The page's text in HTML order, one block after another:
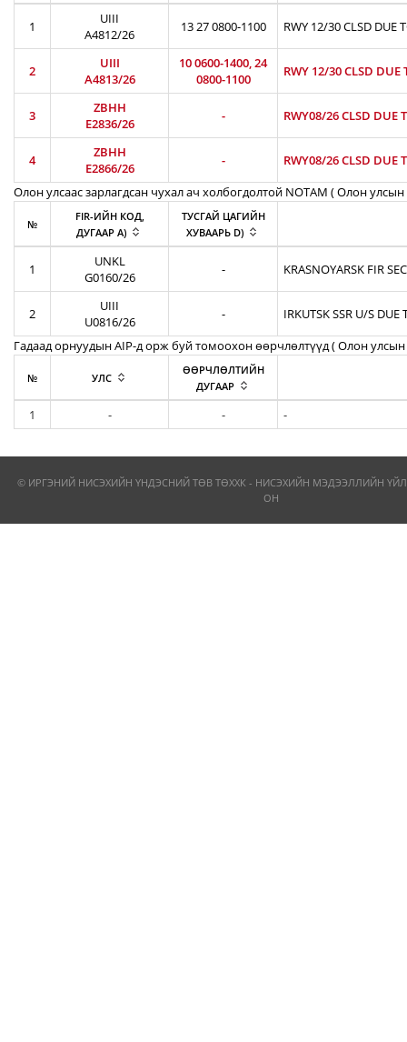
1
UIII
A4812/26
13 27 0800-1100 RWY 12/30 CLSD DUE
2
UIII
A4813/26
10 0600-1400, 24
0800-1100
RWY 12/30 CLSD DUE
3
ZBHH
E2836/26
- RWY08/26 CLSD DUE
4
ZBHH
E2866/26
-
RWY08/26 CLSD DUE
Олон улсаас зарлагдсан чухал ач холбогдолтой NOTAM ( Олон улсын
№
FIR-ИЙН КОД,
ДУГААР A)
ТУСГАЙ ЦАГИЙН
ХУВААРЬ D)
1
UNKL
G0160/26
- KRASNOYARSK FIR
2
UIII
U0816/26
-
IRKUTSK SSR U/S DUE
Гадаад орнуудын AIP-д орж буй томоохон өөрчлөлтүүд ( Олон улсын
№ УЛС
ӨӨРЧЛӨЛТИЙН
ДУГААР
1 - - -
© ИРГЭНИЙ НИСЭХИЙН ҮНДЭСНИЙ ТӨВ ТӨХХК - НИСЭХИЙН МЭДЭЭЛЛИЙН
ОН